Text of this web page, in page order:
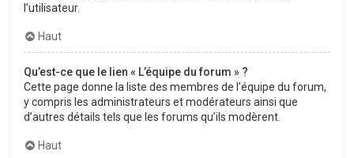
l’utilisateur.
Haut
Qu’est-ce que le lien « L’équipe du forum » ?
Cette page donne la liste des membres de l’équipe du forum,
y compris les administrateurs et modérateurs ainsi que
d’autres détails tels que les forums qu’ils modèrent.
Haut